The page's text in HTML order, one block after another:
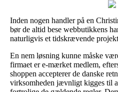
Inden nogen handler på en
bør de altid bese webbutikkens
naturligvis et tidskrævende
En nem løsning kunne måske
firmaet er e-mærket medlem,
shoppen accepterer de danske
virksomheden jævnligt kigges til